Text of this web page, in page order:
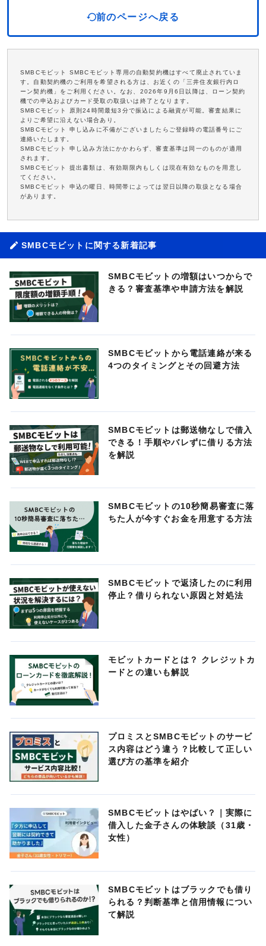
前のページへ戻る
SMBCモビット SMBCモビット専用の自動契約機はすべて廃止されていま
す。自動契約機のご利用を希望される方は、お近くの「三井住友銀行内ロ
ーン契約機」をご利用ください。なお、2026年9月6日以降は、ローン契約
機での申込およびカード受取の取扱いは終了となります。
SMBCモビット 原則24時間最短3分で振込による融資が可能。審査結果に
よりご希望に沿えない場合あり。
SMBCモビット 申し込みに不備がございましたらご登録時の電話番号にご
連絡いたします。
SMBCモビット 申し込み方法にかかわらず、審査基準は同一のものが適用
されます。
SMBCモビット 提出書類は、有効期限内もしくは現在有効なものを用意し
てください。
SMBCモビット 申込の曜日、時間帯によっては翌日以降の取扱となる場合
があります。
SMBCモビットに関する新着記事
SMBCモビットの増額はいつからで
きる？審査基準や申請方法を解説
SMBCモビットから電話連絡が来る
4つのタイミングとその回避方法
SMBCモビットは郵送物なしで借入
できる！手順やバレずに借りる方法
を解説
SMBCモビットの10秒簡易審査に落
ちた人が今すぐお金を用意する方法
SMBCモビットで返済したのに利用
停止？借りられない原因と対処法
モビットカードとは？ クレジットカ
ードとの違いも解説
プロミスとSMBCモビットのサービ
ス内容はどう違う？比較して正しい
選び方の基準を紹介
SMBCモビットはやばい？｜実際に
借入した金子さんの体験談（31歳・
女性）
SMBCモビットはブラックでも借り
られる？判断基準と信用情報につい
て解説